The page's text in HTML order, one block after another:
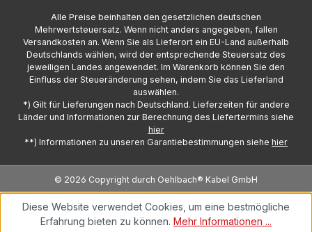
Alle Preise beinhalten den gesetzlichen deutschen
Mehrwertsteuersatz. Wenn nicht anders angegeben, fallen
Versandkosten an. Wenn Sie als Lieferort ein EU-Land außerhalb
Deutschlands wählen, wird der entsprechende Steuersatz des
jeweiligen Landes angewendet. Im Warenkorb können Sie den
Einfluss der Steueränderung sehen, indem Sie das Lieferland
auswählen.
*) Gilt für Lieferungen nach Deutschland. Lieferzeiten für andere
Länder und Informationen zur Berechnung des Liefertermins siehe
hier
**) Informationen zu unseren Garantiebestimmungen siehe hier
© 2026 Copyright durch Oehlbach® Kabel GmbH
Diese Website verwendet Cookies, um eine bestmögliche
Erfahrung bieten zu können. Mehr Informationen ...